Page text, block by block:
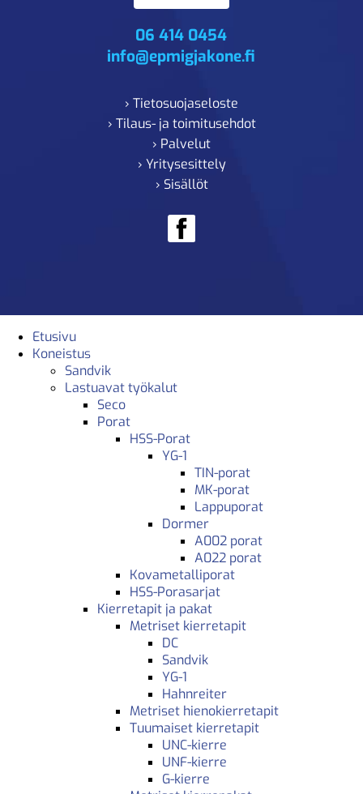
06 414 0454
info@epmigjakone.fi
› Tietosuojaseloste
› Tilaus- ja toimitusehdot
› Palvelut
› Yritysesittely
› Sisällöt
Etusivu
Koneistus
Sandvik
Lastuavat työkalut
Seco
Porat
HSS-Porat
YG-1
TIN-porat
MK-porat
Lappuporat
Dormer
A002 porat
A022 porat
Kovametalliporat
HSS-Porasarjat
Kierretapit ja pakat
Metriset kierretapit
DC
Sandvik
YG-1
Hahnreiter
Metriset hienokierretapit
Tuumaiset kierretapit
UNC-kierre
UNF-kierre
G-kierre